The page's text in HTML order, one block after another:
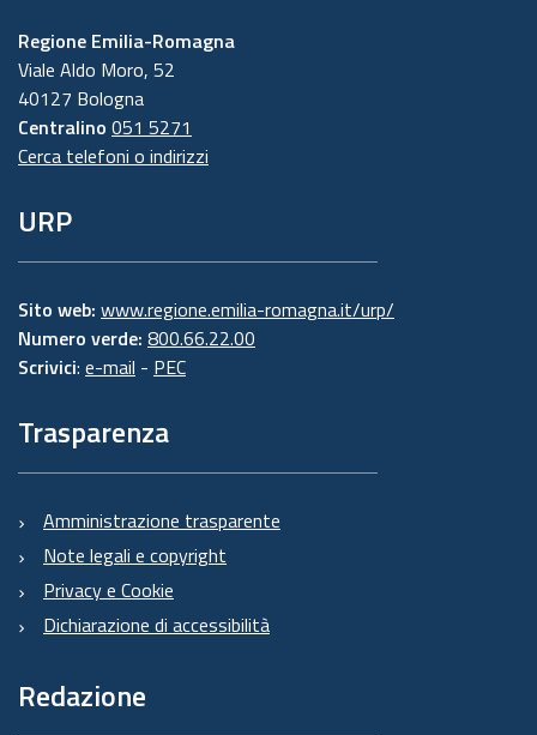
Regione Emilia-Romagna
Viale Aldo Moro, 52
40127 Bologna
Centralino 051 5271
Cerca telefoni o indirizzi
URP
Sito web: www.regione.emilia-romagna.it/urp/
Numero verde: 800.66.22.00
Scrivici: e-mail - PEC
Trasparenza
Amministrazione trasparente
Note legali e copyright
Privacy e Cookie
Dichiarazione di accessibilità
Redazione